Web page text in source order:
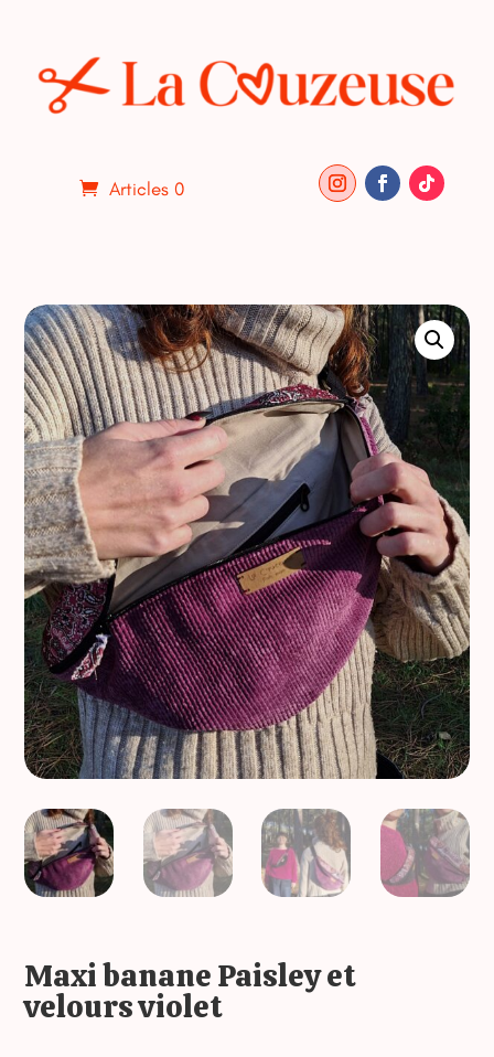
Articles 0
Maxi banane Paisley et
velours violet